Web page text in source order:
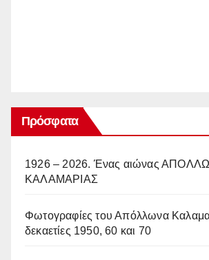
Πρόσφατα
1926 – 2026. Ένας αιώνας
ΚΑΛΑΜΑΡΙΑΣ
Φωτογραφίες του Απόλλωνα
δεκαετίες 1950, 60 και 70